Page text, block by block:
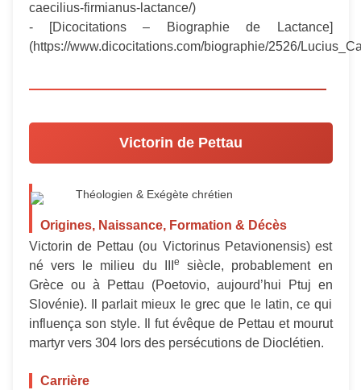
caecilius-firmianus-lactance/)
- [Dicocitations – Biographie de Lactance]
(https://www.dicocitations.com/biographie/2526/
Victorin de Pettau
Théologien & Exégète chrétien
Origines, Naissance, Formation & Décès
Victorin de Pettau (ou Victorinus Petavionensis) est
né vers le milieu du III
e
siècle, probablement en
Grèce ou à Pettau (Poetovio, aujourd’hui Ptuj en
Slovénie). Il parlait mieux le grec que le latin, ce qui
influença son style. Il fut évêque de Pettau et mourut
martyr vers 304 lors des persécutions de Dioclétien.
Carrière